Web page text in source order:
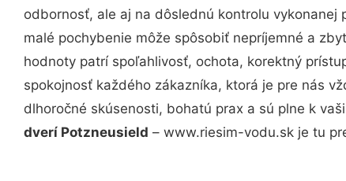
odbornosť, ale aj na dôslednú kontrolu vykonanej
malé pochybenie môže spôsobiť nepríjemné a
hodnoty patrí spoľahlivosť, ochota, korektný
spokojnosť každého zákazníka, ktorá je pre nás
dlhoročné skúsenosti, bohatú prax a sú plne k
dverí Potzneusield – www.riesim-vodu.sk je tu